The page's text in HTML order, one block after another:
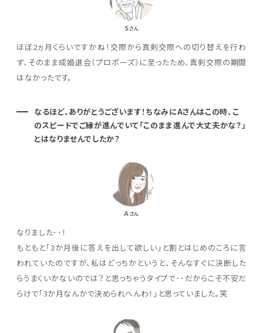
Sさん
ほぼ2ヵ月くらいですかね！交際から真剣交際への切り替えを行わ
ず、そのまま成婚退会（プロポーズ）に至ったため、真剣交際の期間
はなかったです。
なるほど、ありがとうございます！ちなみにAさんはこの時、こ
のスピードでご縁が進んでいて「このまま進んで大丈夫かな？」
とはなりませんでしたか？
Aさん
なりました･･！
もともと「3か月後に答えを出して欲しい」と割とはじめのころに言
われていたのですが、私はどっちかというと、そんなすぐに決断した
らうまくいかないのでは？と思っちゃうタイプで･･だからこそ不安だ
らけで「3か月なんかで決められへんわ！」と思っていました。笑